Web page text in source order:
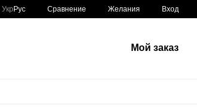
Укр Рус Сравнение Желания Вход
Мой заказ